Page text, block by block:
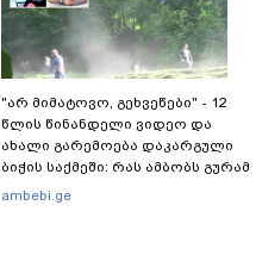
"არ მიმატოვო, გეხვეწები" - 12
წლის წინანდელი ვიდეო და
ახალი გარემოება დაკარგული
ბიჭის საქმეში: რას ამბობს გურამ
დადიანიძის დედა
ambebi.ge